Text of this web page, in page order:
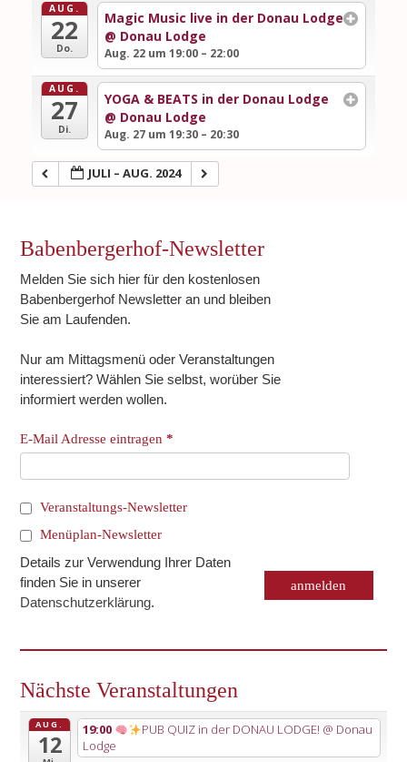
AUG.
22
Do.
Magic Music live in der Donau Lodge
@ Donau Lodge
Aug. 22 um 19:00 – 22:00
AUG.
27
Di.
YOGA & BEATS in der Donau Lodge
@ Donau Lodge
Aug. 27 um 19:30 – 20:30
JULI – AUG. 2024
Babenbergerhof-Newsletter
Melden Sie sich hier für den kostenlosen
Babenbergerhof Newsletter an und bleiben
Sie am Laufenden.
Nur am Mittagsmenü oder Veranstaltungen
interessiert? Wählen Sie selbst, worüber Sie
informiert werden wollen.
E-Mail Adresse eintragen*
Veranstaltungs-Newsletter
Menüplan-Newsletter
Details zur Verwendung Ihrer Daten
finden Sie in unserer
Datenschutzerklärung.
Nächste Veranstaltungen
AUG.
12
19:00 PUB QUIZ in der DONAU LODGE! @ Donau
Lodge